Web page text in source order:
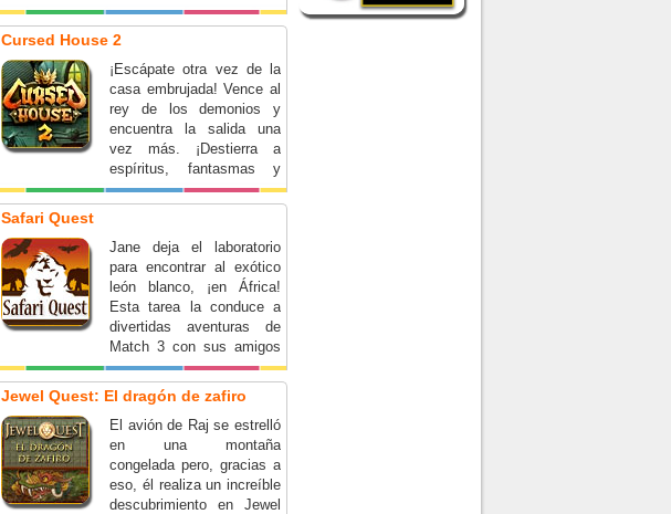
Cursed House 2
¡Escápate otra vez de la
casa embrujada! Vence al
rey de los demonios y
encuentra la salida una
vez más. ¡Destierra a
espíritus, fantasmas y
demonios!
Safari Quest
Jane deja el laboratorio
para encontrar al exótico
león blanco, ¡en África!
Esta tarea la conduce a
divertidas aventuras de
Match 3 con sus amigos
de la jungla: Chippy, Leo,
Heppo y Rayitas.
Jewel Quest: El dragón de zafiro
El avión de Raj se estrelló
en una montaña
congelada pero, gracias a
eso, él realiza un increíble
descubrimiento en Jewel